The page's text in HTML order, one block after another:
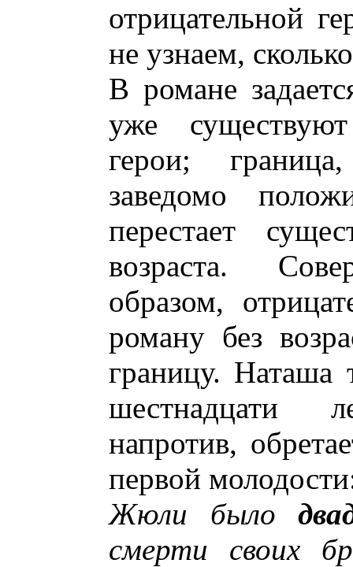
отрицательной
не узнаем,
В романе
уже
герои;
заведомо
перестает
возраста.
образом,
роману без
границу. Наташа
шестнадцати
напротив,
первой
Жюли было
смерти своих